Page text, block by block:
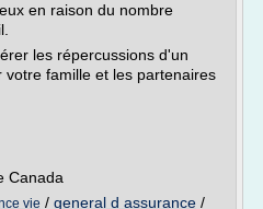
en raison du nombre
les répercussions d'un
famille et les partenaires
Canada
vie / general d assurance /